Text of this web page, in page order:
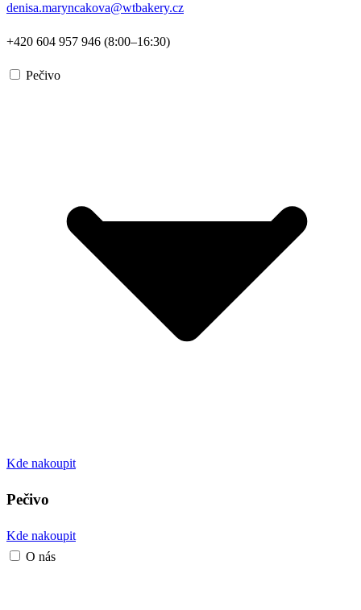
denisa.maryncakova@wtbakery.cz
+420 604 957 946 (8:00–16:30)
Pečivo
Kde nakoupit
Pečivo
Kde nakoupit
O nás